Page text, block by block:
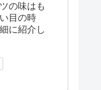
の味はも
目の時
に紹介し